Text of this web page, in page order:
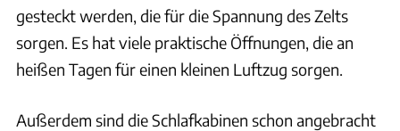
gesteckt werden, die für die Spannung des Zelts
sorgen. Es hat viele praktische Öffnungen, die an
heißen Tagen für einen kleinen Luftzug sorgen.
Außerdem sind die Schlafkabinen schon angebracht